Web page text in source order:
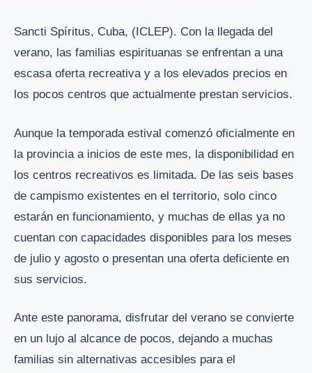
Sancti Spíritus, Cuba, (ICLEP). Con la llegada del
verano, las familias espirituanas se enfrentan a una
escasa oferta recreativa y a los elevados precios en
los pocos centros que actualmente prestan servicios.
Aunque la temporada estival comenzó oficialmente en
la provincia a inicios de este mes, la disponibilidad en
los centros recreativos es limitada. De las seis bases
de campismo existentes en el territorio, solo cinco
estarán en funcionamiento, y muchas de ellas ya no
cuentan con capacidades disponibles para los meses
de julio y agosto o presentan una oferta deficiente en
sus servicios.
Ante este panorama, disfrutar del verano se convierte
en un lujo al alcance de pocos, dejando a muchas
familias sin alternativas accesibles para el